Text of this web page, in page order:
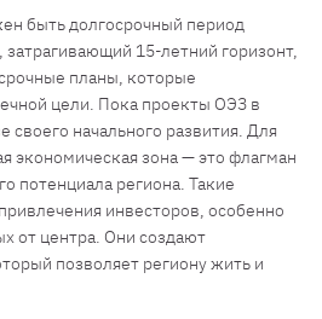
быть долгосрочный период
15-летний горизонт,
планы, которые
цели. Пока проекты ОЭЗ в
своего начального развития. Для
экономическая зона — это флагман
потенциала региона. Такие
инвесторов, особенно
от центра. Они создают
позволяет региону жить и